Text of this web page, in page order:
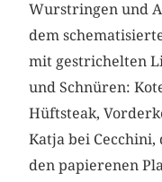
Wurstringen und
dem
mit gestrichelten
und Schnüren:
Hüftsteak,
Katja bei
den papierenen